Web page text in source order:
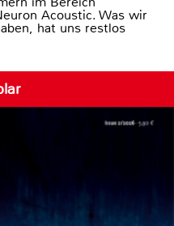
Acoustic. Was wir
hat uns restlos